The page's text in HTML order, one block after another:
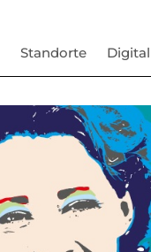
Standorte